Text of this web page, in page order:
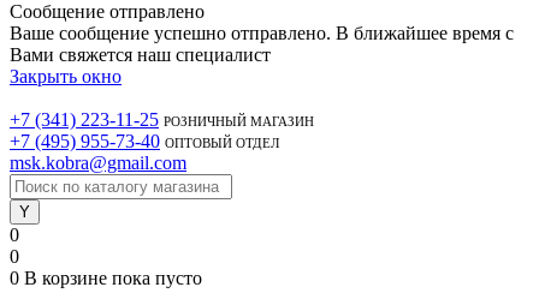
Сообщение отправлено
Ваше сообщение успешно отправлено. В ближайшее время с
Вами свяжется наш специалист
Закрыть окно
+7 (341) 223-11-25 РОЗНИЧНЫЙ МАГАЗИН
+7 (495) 955-73-40 ОПТОВЫЙ ОТДЕЛ
msk.kobra@gmail.com
0
0
0 В корзине пока пусто